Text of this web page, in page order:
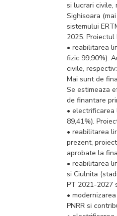
si lucrari civile,
Sighisoara
sistemului
2025.
• reabilitarea
fizic 99,90%).
civile,
Mai sunt de
Se estimeaza
de finantare
•
89,41%).
• reabilitarea
prezent,
aprobate la
• reabilitarea
si Ciulnita
PT 2021-2027
•
PNRR si